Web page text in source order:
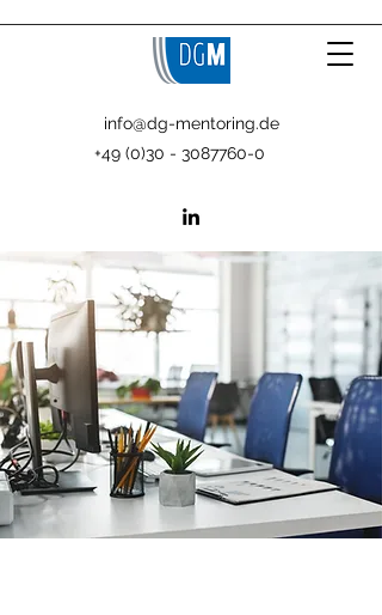
info@dg-mentoring.de
+49 (0)30 - 3087760-0